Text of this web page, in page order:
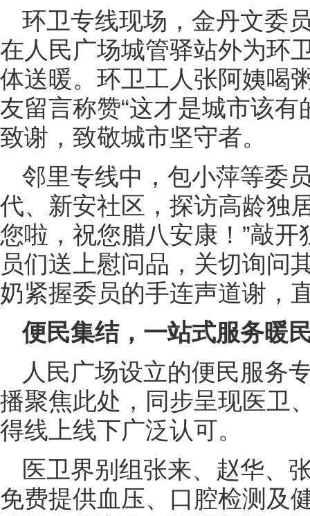
环卫专线现场，金丹文委
在人民广场城管驿站外为环
体送暖。环卫工人张阿姨喝
友留言称赞“这才是城市该
致谢，致敬城市坚守者。
邻里专线中，包小萍等委
代、新安社区，探访高龄独
您啦，祝您腊八安康！”敲
员们送上慰问品，关切询问
奶紧握委员的手连声道谢，
便民集结，一站式服务暖
人民广场设立的便民服务
播聚焦此处，同步呈现医卫
得线上线下广泛认可。
医卫界别组张来、赵华、
免费提供血压、口腔检测及